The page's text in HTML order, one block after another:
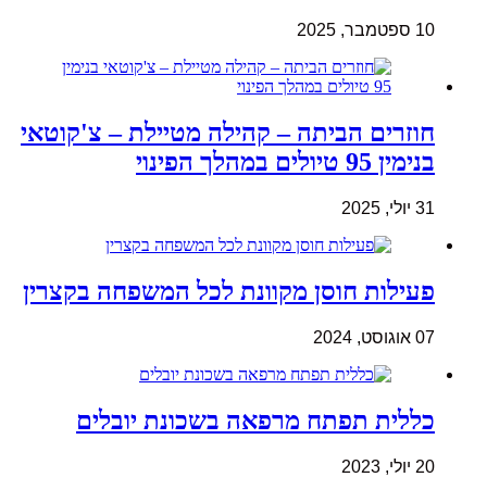
10 ספטמבר, 2025
חוזרים הביתה – קהילה מטיילת – צ'קוטאי
בנימין 95 טיולים במהלך הפינוי
31 יולי, 2025
פעילות חוסן מקוונת לכל המשפחה בקצרין
07 אוגוסט, 2024
כללית תפתח מרפאה בשכונת יובלים
20 יולי, 2023